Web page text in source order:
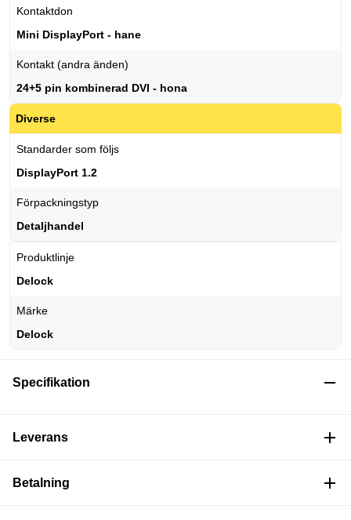
Kontaktdon
Mini DisplayPort - hane
Kontakt (andra änden)
24+5 pin kombinerad DVI - hona
Diverse
Standarder som följs
DisplayPort 1.2
Förpackningstyp
Detaljhandel
Produktlinje
Delock
Märke
Delock
Specifikation
Leverans
Betalning